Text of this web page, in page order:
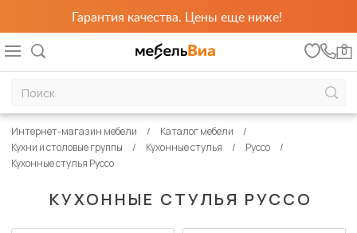
Гарантия качества. Цены еще ниже!
0
КУХОННЫЕ СТУЛЬЯ РУССО
Интернет-магазин мебели
Каталог мебели
Кухни и столовые группы
Кухонные стулья
Руссо
Кухонные стулья Руссо